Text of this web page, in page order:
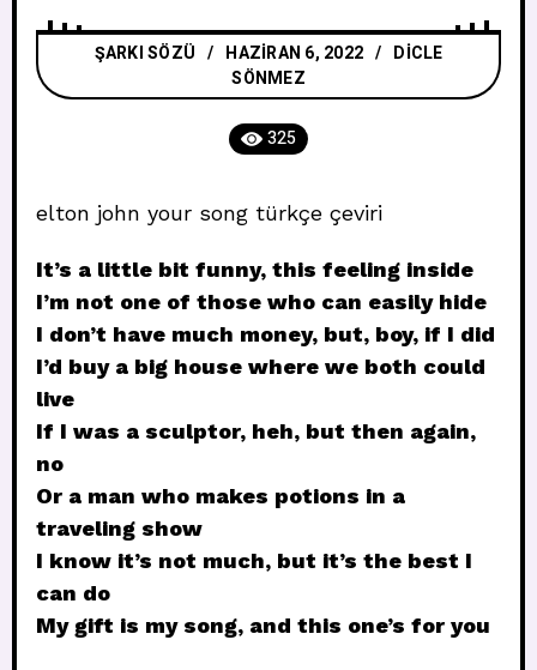
ŞARKI SÖZÜ HAZIRAN 6, 2022
DICLE
SÖNMEZ
325
elton john your song türkçe çeviri
It’s a little bit funny, this feeling inside
I’m not one of those who can easily hide
I don’t have much money, but, boy, if I did
I’d buy a big house where we both could
live
If I was a sculptor, heh, but then again,
no
Or a man who makes potions in a
traveling show
I know it’s not much, but it’s the best I
can do
My gift is my song, and this one’s for you